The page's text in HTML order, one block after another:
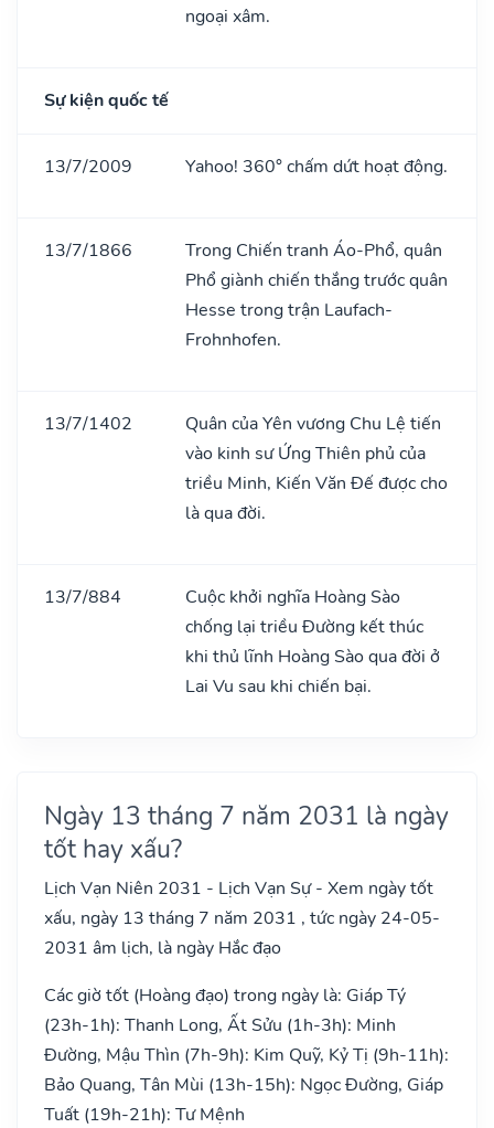
ngoại xâm.
Sự kiện quốc tế
13/7/2009 Yahoo! 360° chấm dứt hoạt động.
13/7/1866
Trong Chiến tranh Áo-Phổ, quân
Phổ giành chiến thắng trước quân
Hesse trong trận Laufach-
Frohnhofen.
13/7/1402
Quân của Yên vương Chu Lệ tiến
vào kinh sư Ứng Thiên phủ của
triều Minh, Kiến Văn Đế được cho
là qua đời.
13/7/884
Cuộc khởi nghĩa Hoàng Sào
chống lại triều Đường kết thúc
khi thủ lĩnh Hoàng Sào qua đời ở
Lai Vu sau khi chiến bại.
Ngày 13 tháng 7 năm 2031 là ngày
tốt hay xấu?
Lịch Vạn Niên 2031 - Lịch Vạn Sự - Xem ngày tốt
xấu, ngày 13 tháng 7 năm 2031 , tức ngày 24-05-
2031 âm lịch, là ngày Hắc đạo
Các giờ tốt (Hoàng đạo) trong ngày là: Giáp Tý
(23h-1h): Thanh Long, Ất Sửu (1h-3h): Minh
Đường, Mậu Thìn (7h-9h): Kim Quỹ, Kỷ Tị (9h-11h):
Bảo Quang, Tân Mùi (13h-15h): Ngọc Đường, Giáp
Tuất (19h-21h): Tư Mệnh